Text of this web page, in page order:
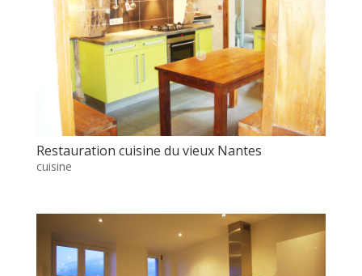
Restauration cuisine du vieux Nantes
cuisine